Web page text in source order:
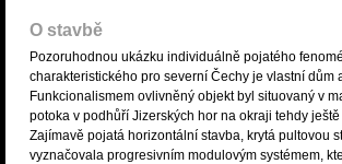
O stavbě
Pozoruhodnou ukázku individuálně pojatého
charakteristického pro severní Čechy je vlastní dům
Funkcionalismem ovlivněný objekt byl situovaný v
potoka v podhůří Jizerských hor na okraji tehdy
Zajímavě pojatá horizontální stavba, krytá pultovou
vyznačovala progresivním modulovým systémem,